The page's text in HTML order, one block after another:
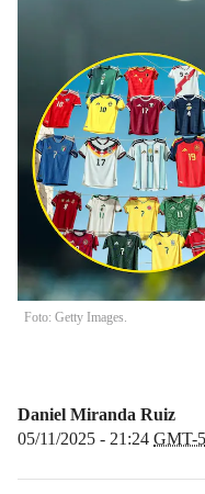
Foto: Getty Images.
Daniel Miranda Ruiz
05/11/2025 - 21:24 GMT-5